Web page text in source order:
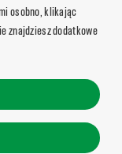
osobno, klikając
znajdziesz dodatkowe